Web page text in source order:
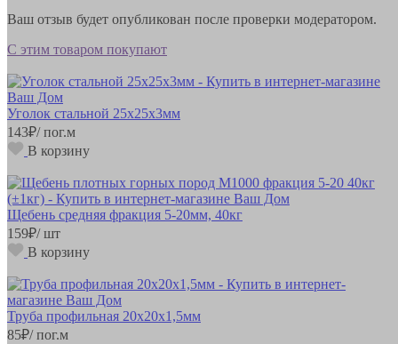
Ваш отзыв будет опубликован после проверки модератором.
С этим товаром покупают
Уголок стальной 25х25х3мм
143₽/ пог.м
В корзину
Щебень средняя фракция 5-20мм, 40кг
159₽/ шт
В корзину
Труба профильная 20х20х1,5мм
85₽/ пог.м